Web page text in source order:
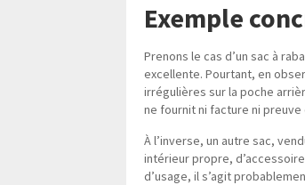
Exemple
Prenons le cas d’un sac à
excellente. Pourtant, en
irrégulières sur la poche
ne fournit ni facture ni preuve
À l’inverse, un autre sac,
intérieur propre,
d’usage, il s’agit